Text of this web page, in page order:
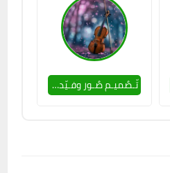
تّـصٌميـم صٌـور وفـيّديّـوهاتّ🎥💡